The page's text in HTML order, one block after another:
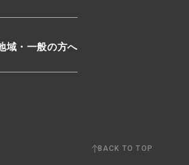
域・一般の方へ
BACK TO TOP